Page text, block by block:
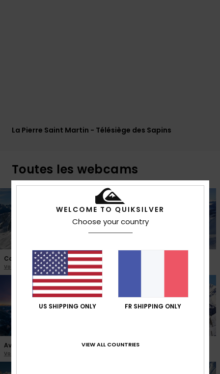
La Pierre Saint Martin - Télésiège des Sapins
Toutes les webcams
Cauterets
Voir la webcam
Avoriaz
Voir la webcam
Peyragudes
WELCOME TO QUIKSILVER
Choose your country
US SHIPPING ONLY FR SHIPPING ONLY
VIEW ALL COUNTRIES